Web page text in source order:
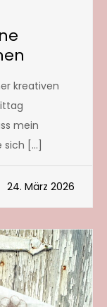
kreativen
mein
sich […]
24. März 2026